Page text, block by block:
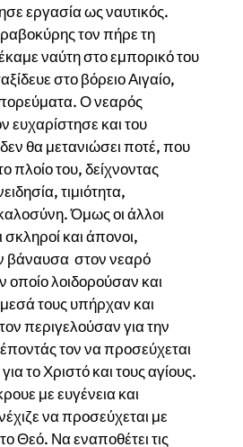
εργασία ως ναυτικός.
τον πήρε τη
ναύτη στο εμπορικό του
στο βόρειο Αιγαίο,
Ο νεαρός
ευχαρίστησε και του
θα μετανιώσει ποτέ, που
πλοίο του, δείχνοντας
τιμιότητα,
Όμως οι άλλοι
και άπονοι,
βάναυσα στον νεαρό
οποίο λοιδορούσαν και
τους υπήρχαν και
περιγελούσαν για την
τον να προσεύχεται
το Χριστό και τους αγίους.
με ευγένεια και
να προσεύχεται με
Θεό. Να εναποθέτει τις